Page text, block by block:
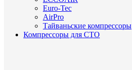
Euro-Tec
AirPro
Тайваньские компрессоры
Компрессоры для СТО